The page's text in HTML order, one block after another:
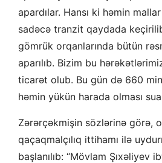
apardılar. Hansı ki həmin
sadəcə tranzit qaydada
gömrük orqanlarında bütün
aparılıb. Bizim bu
ticarət olub. Bu gün də 660
həmin yükün harada olması
Zərərçəkmişin sözlərinə görə,
qaçaqmalçılıq ittihamı ilə
başlanılıb: “Mövlam Şıxəliyev